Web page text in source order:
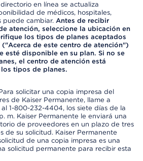
en línea se actualiza
de médicos, hospitales,
puede cambiar. Antes de recibir
atención, seleccione la ubicación en
los tipos de planes aceptados
de este centro de atención")
esté disponible en su plan. Si no se
el centro de atención está
tipos de planes.
solicitar una copia impresa del
de Kaiser Permanente, llame a
al 1-800-232-4404, los siete días de la
m. Kaiser Permanente le enviará una
de proveedores en un plazo de tres
de su solicitud. Kaiser Permanente
de una copia impresa es una
solicitud permanente para recibir esta